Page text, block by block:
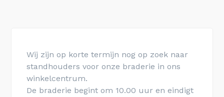
Wij zijn op korte termijn nog op zoek naar
standhouders voor onze braderie in ons
winkelcentrum.
De braderie begint om 10.00 uur en eindigt